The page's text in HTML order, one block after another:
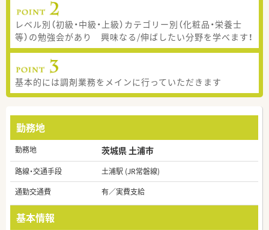
レベル別（初級・中級・上級）カテゴリー別（化粧品・栄養士
等）の勉強会があり 興味なる/伸ばしたい分野を学べます！
基本的には調剤業務をメインに行っていただきます
勤務地
勤務地 茨城県 土浦市
路線・交通手段
土浦駅 (JR常磐線)
通勤交通費
有／実費支給
基本情報